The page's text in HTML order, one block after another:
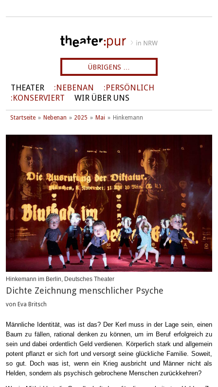
ÜBRIGENS …
THEATER NEBENAN
PERSÖNLICH
KONSERVIERT
WIR ÜBER UNS
Startseite Nebenan 2025 Mai Hinkemann
Hinkemann im Berlin, Deutsches Theater
Dichte Zeichnung menschlicher Psyche
von Eva Britsch
Männliche Identität, was ist das? Der Kerl muss in der Lage sein, einen
Baum zu fällen, rational denken zu können, um im Beruf erfolgreich zu
sein und dabei ordentlich Geld verdienen. Körperlich stark und allgemein
potent pflanzt er sich fort und versorgt seine glückliche Familie. Soweit,
so gut. Doch was ist, wenn ein Krieg ausbricht und Männer nicht als
Helden, sondern als psychisch gebrochene Menschen zurückkehren?